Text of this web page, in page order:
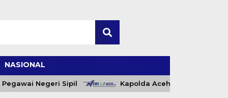
NASIONAL
Negeri Sipil Kapolda Aceh Dampingi Wakil